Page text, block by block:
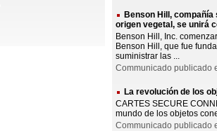
Benson Hill,
origen vegetal, se unirá
Benson Hill, Inc.
Benson Hill, que fue
suministrar las ...
Communicado publicado
La revolución de los
CARTES SECURE
mundo de los objetos
Communicado publicado